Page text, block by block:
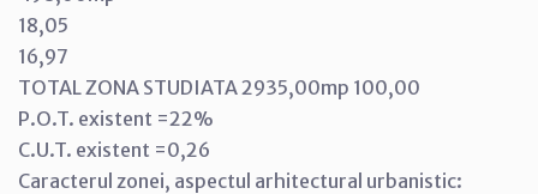
18,05
16,97
TOTAL ZONA STUDIATA 2935,00mp 100,00
P.O.T. existent =22%
C.U.T. existent =0,26
Caracterul zonei, aspectul arhitectural urbanistic: